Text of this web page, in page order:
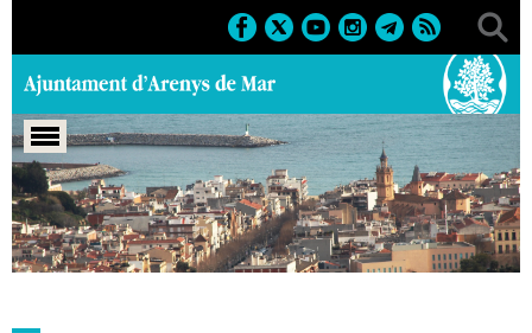
Portada > Regidories > Cultura > Biblioteca P. Fidel
Fita > Agenda > 22-10-2019